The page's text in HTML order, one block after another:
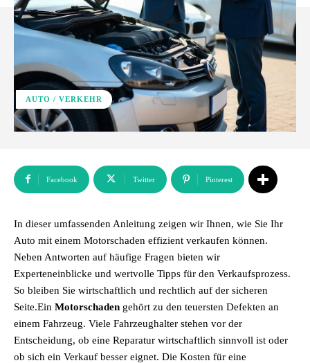
AUTO / VERKEHR
Facebook Twitter Pinterest
In dieser umfassenden Anleitung zeigen wir Ihnen, wie Sie Ihr
Auto mit einem Motorschaden effizient verkaufen können.
Neben Antworten auf häufige Fragen bieten wir
Experteneinblicke und wertvolle Tipps für den Verkaufsprozess.
So bleiben Sie wirtschaftlich und rechtlich auf der sicheren
Seite.Ein Motorschaden gehört zu den teuersten Defekten an
einem Fahrzeug. Viele Fahrzeughalter stehen vor der
Entscheidung, ob eine Reparatur wirtschaftlich sinnvoll ist oder
ob sich ein Verkauf besser eignet. Die Kosten für eine